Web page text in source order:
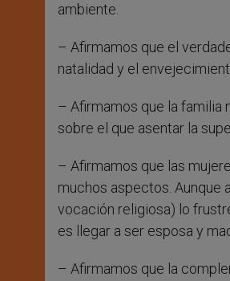
ambiente.
– Afirmamos que el
natalidad y el
– Afirmamos que la familia
sobre el que asentar la
– Afirmamos que las
muchos aspectos. Aunque
vocación religiosa) lo
es llegar a ser esposa y
– Afirmamos que la